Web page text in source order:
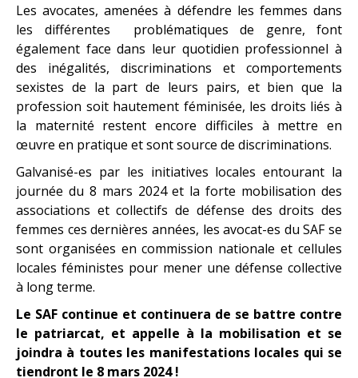
Les avocates, amenées à défendre les femmes dans
les différentes problématiques de genre, font
également face dans leur quotidien professionnel à
des inégalités, discriminations et comportements
sexistes de la part de leurs pairs, et bien que la
profession soit hautement féminisée, les droits liés à
la maternité restent encore difficiles à mettre en
œuvre en pratique et sont source de discriminations.
Galvanisé-es par les initiatives locales entourant la
journée du 8 mars 2024 et la forte mobilisation des
associations et collectifs de défense des droits des
femmes ces dernières années, les avocat-es du SAF se
sont organisées en commission nationale et cellules
locales féministes pour mener une défense collective
à long terme.
Le SAF continue et continuera de se battre contre
le patriarcat, et appelle à la mobilisation et se
joindra à toutes les manifestations locales qui se
tiendront le 8 mars 2024 !